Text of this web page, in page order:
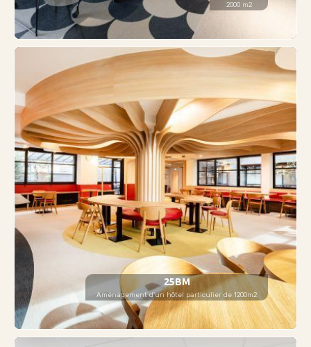
2000 m2
25BM
Aménagement d'un hôtel particulier de 1200m2